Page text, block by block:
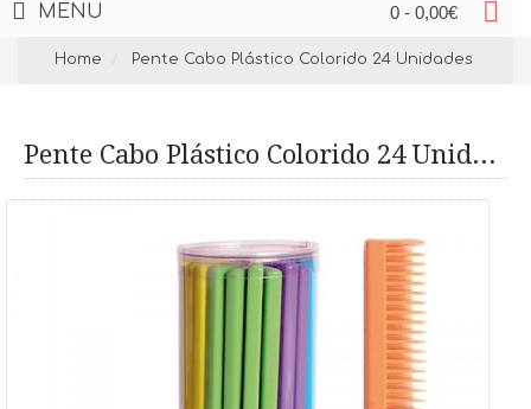
0 - 0,00€
MENU
Home Pente Cabo Plástico Colorido 24 Unidades
Pente Cabo Plástico Colorido 24 Unidades